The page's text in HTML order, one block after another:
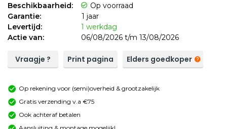
Beschikbaarheid:
Op voorraad
Garantie:
1 jaar
Levertijd:
1 werkdag
Actie van:
06/08/2026 t/m 13/08/2026
Vraagje ? Print pagina Elders goedkoper
Op rekening voor (semi)overheid & grootzakelijk
Gratis verzending v.a €75
Ook achteraf betalen